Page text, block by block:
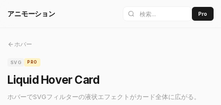
アニモーション Pro
ホバー
SVG PRO
Liquid Hover Card
ホバーでSVGフィルターの液状エフェクトがカード全体に広がる。